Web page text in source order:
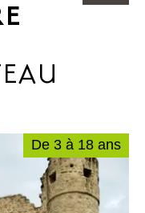
De 3 à 18 ans